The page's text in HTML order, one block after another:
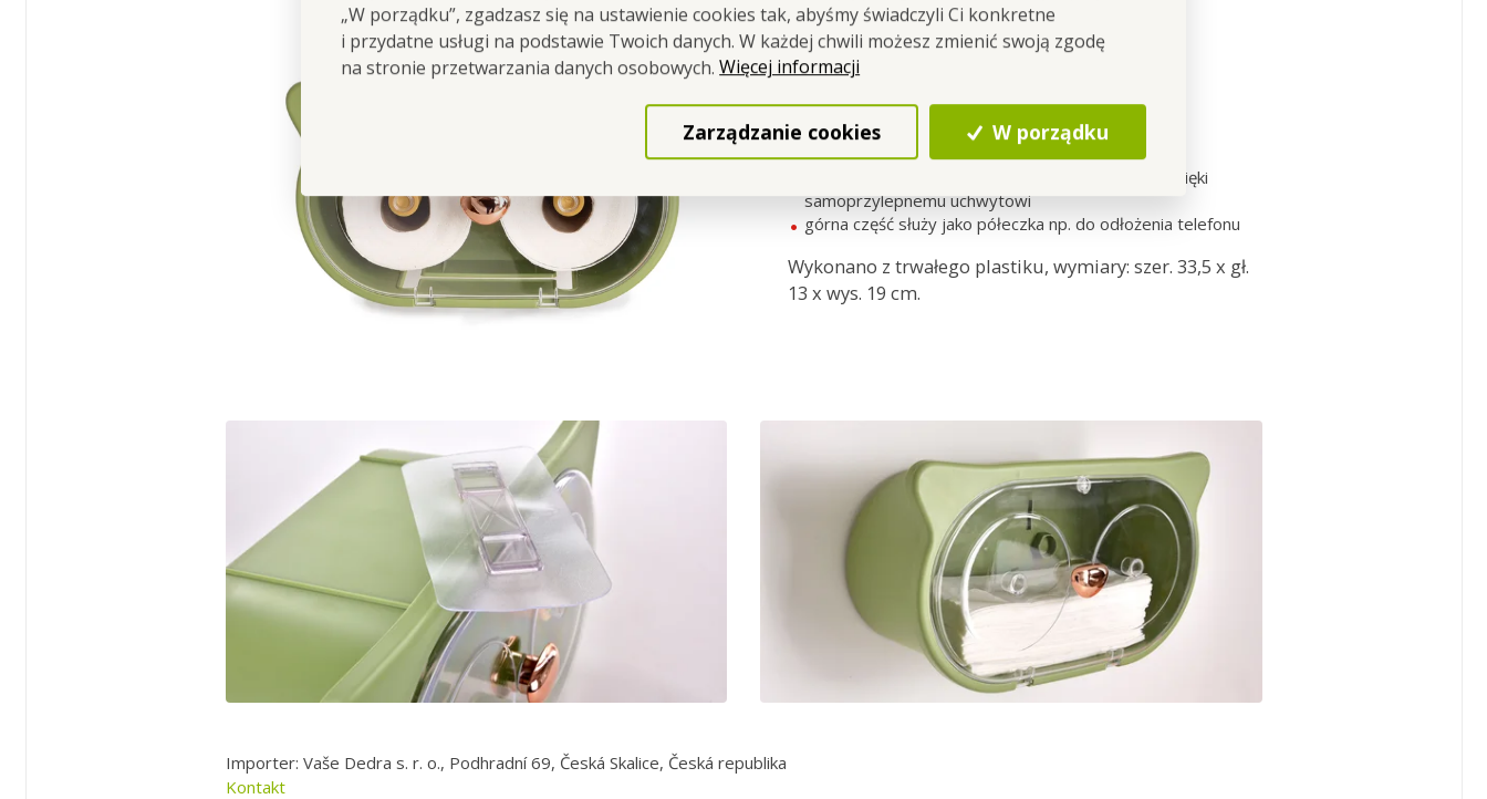
„W porządku”, zgadzasz się na ustawienie cookies tak, abyśmy świadczyli Ci konkretne
i przydatne usługi na podstawie Twoich danych. W każdej chwili możesz zmienić swoją zgodę
na stronie przetwarzania danych osobowych.Więcej informacji
Zarządzanie cookies W porządku
Wisząca szafka
chusteczki.
2w1 otwór na papier toaletowy lub ręczniczki
łatwe umieszczanie na gładkich powierzchniach dzięki
samoprzylepnemu uchwytowi
górna część służy jako półeczka np. do odłożenia telefonu
Wykonano z trwałego plastiku, wymiary: szer. 33,5 x gł.
13 x wys. 19 cm.
Importer: Vaše Dedra s. r. o., Podhradní 69, Česká Skalice, Česká republika
Kontakt